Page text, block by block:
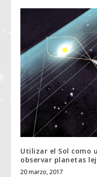
Utilizar el Sol como
observar planetas
20 marzo, 2017